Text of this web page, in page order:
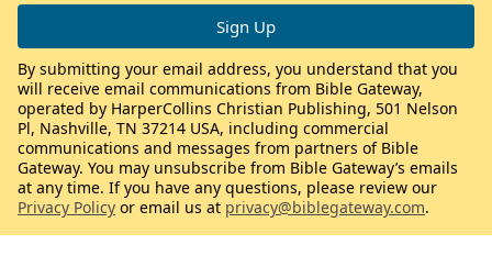
By submitting your email address, you understand that you
will receive email communications from Bible Gateway,
operated by HarperCollins Christian Publishing, 501 Nelson
Pl, Nashville, TN 37214 USA, including commercial
communications and messages from partners of Bible
Gateway. You may unsubscribe from Bible Gateway’s emails
at any time. If you have any questions, please review our
Privacy Policy or email us at privacy@biblegateway.com.